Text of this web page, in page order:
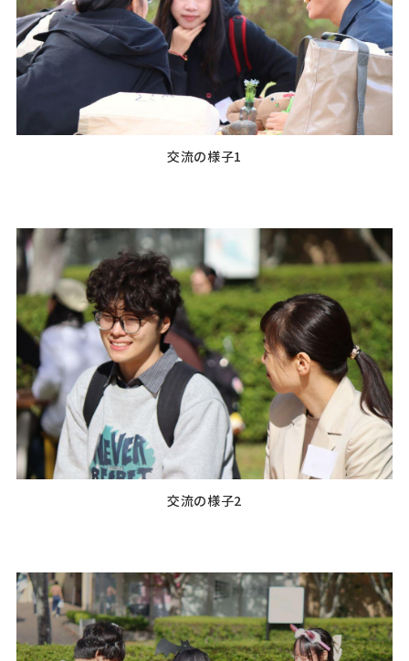
交流の様子1
交流の様子2